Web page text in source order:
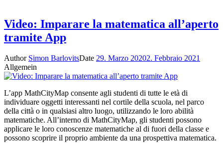
Video: Imparare la matematica all’aperto
tramite App
Author Simon BarlovitsDate 29. Marzo 20202. Febbraio 2021
Allgemein
L’app MathCityMap consente agli studenti di tutte le età di
individuare oggetti interessanti nel cortile della scuola, nel parco
della città o in qualsiasi altro luogo, utilizzando le loro abilità
matematiche. All’interno di MathCityMap, gli studenti possono
applicare le loro conoscenze matematiche al di fuori della classe e
possono scoprire il proprio ambiente da una prospettiva matematica.